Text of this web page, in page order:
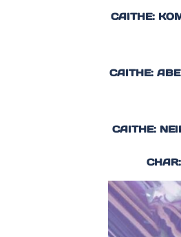
CAITHE:
CAITHE:
CAITHE: